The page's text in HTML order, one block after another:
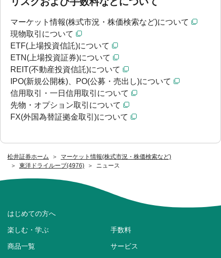
松井証券ホーム
マーケット情報(株式市況・株価検索など)
東洋ドライルーブ(4976)
ニュース
マーケット情報(株式市況・株価検索など)について
現物取引について
ETF(上場投資信託)について
ETN(上場投資証券)について
REIT(不動産投資信託)について
IPO(新規公開株)、PO(公募・売出し)について
信用取引・一日信用取引について
先物・オプション取引について
FX(外国為替証拠金取引)について
はじめての方へ
楽しむ・学ぶ 手数料
商品一覧 サービス